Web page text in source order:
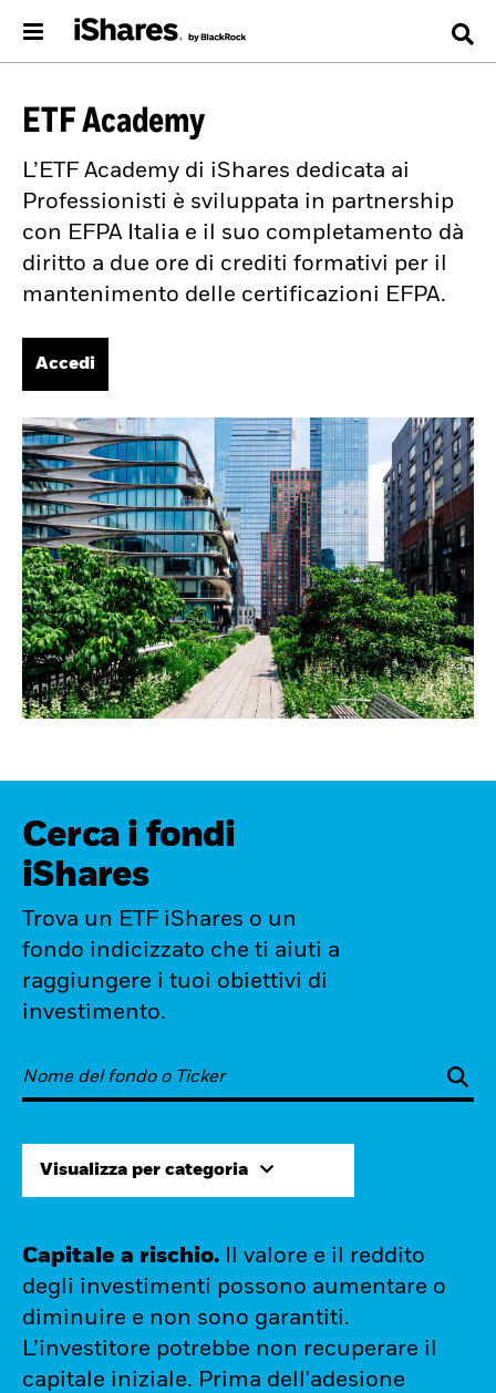
ETF Academy
L’ETF Academy di iShares dedicata ai
Professionisti è sviluppata in partnership
con EFPA Italia e il suo completamento dà
diritto a due ore di crediti formativi per il
mantenimento delle certificazioni EFPA.
Accedi
Cerca i fondi
iShares
Trova un ETF iShares o un
fondo indicizzato che ti aiuti a
raggiungere i tuoi obiettivi di
investimento.
Visualizza per categoria
Capitale a rischio. Il valore e il reddito
degli investimenti possono aumentare o
diminuire e non sono garantiti.
L’investitore potrebbe non recuperare il
capitale iniziale. Prima dell'adesione